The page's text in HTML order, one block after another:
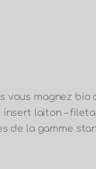
vous magnez
laiton –
de la gamme